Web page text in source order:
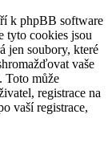
k phpBB software
tyto cookies jsou
jen soubory, které
vaše
Toto může
registrace na
vaší registrace,